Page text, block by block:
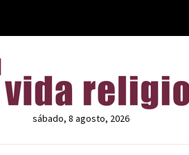
sábado, 8 agosto, 2026